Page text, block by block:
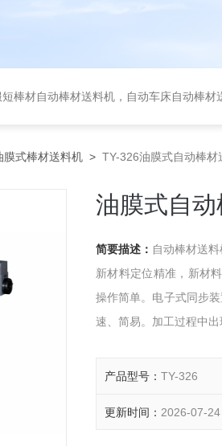
料机，自动车床自动棒材送料机，油膜式送料机，
膜式棒材送料机 > TY-326油膜式自动棒材
油膜式自
简要描述： 自动棒材送
新材料定位精准，新材
操作简单。电子式同步
速、简易。加工过程中
产品型号： TY-326
更新时间： 2026-07-24